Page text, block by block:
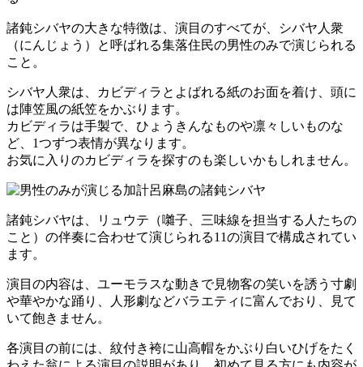
諸鈍シバヤの大きな特徴は、演目のすべてが、シバヤ人衆
（にんじょう）と呼ばれる集落住民の男性のみで演じられる
こと。
シバヤ人衆は、カビディラとよばれる紙のお面を着け、頭に
は陣笠風の紙笠をかぶります。
カビディラは手製で、ひょうきんなものや凛々しいものな
ど、1つずつ表情が異なります。
お気に入りのカビディラを探すのも楽しいかもしれません。
諸鈍シバヤは、リュウテ（囃子、三味線を担当する人たちの
こと）の伴奏に合わせて演じられる11の演目で構成されてい
ます。
演目の内容は、ユーモラスな動きで見物客の笑いを誘う寸劇
や華やかな踊り、人形劇などバラエティに富んでおり、見て
いて飽きません。
各演目の前には、紋付き袴に山高帽をかぶり白いひげをたく